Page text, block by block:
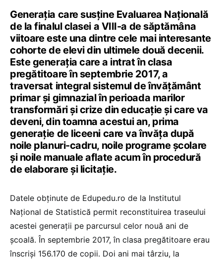
Generația care susține Evaluarea Națională
de la finalul clasei a VIII-a de săptămâna
viitoare este una dintre cele mai interesante
cohorte de elevi din ultimele două decenii.
Este generația care a intrat în clasa
pregătitoare în septembrie 2017, a
traversat integral sistemul de învățământ
primar și gimnazial în perioada marilor
transformări și crize din educație și care va
deveni, din toamna acestui an, prima
generație de liceeni care va învăța după
noile planuri-cadru, noile programe școlare
și noile manuale aflate acum în procedură
de elaborare și licitație.
Datele obținute de Edupedu.ro de la Institutul
Național de Statistică permit reconstituirea traseului
acestei generații pe parcursul celor nouă ani de
școală. În septembrie 2017, în clasa pregătitoare erau
înscriși 156.170 de copii. Doi ani mai târziu, la